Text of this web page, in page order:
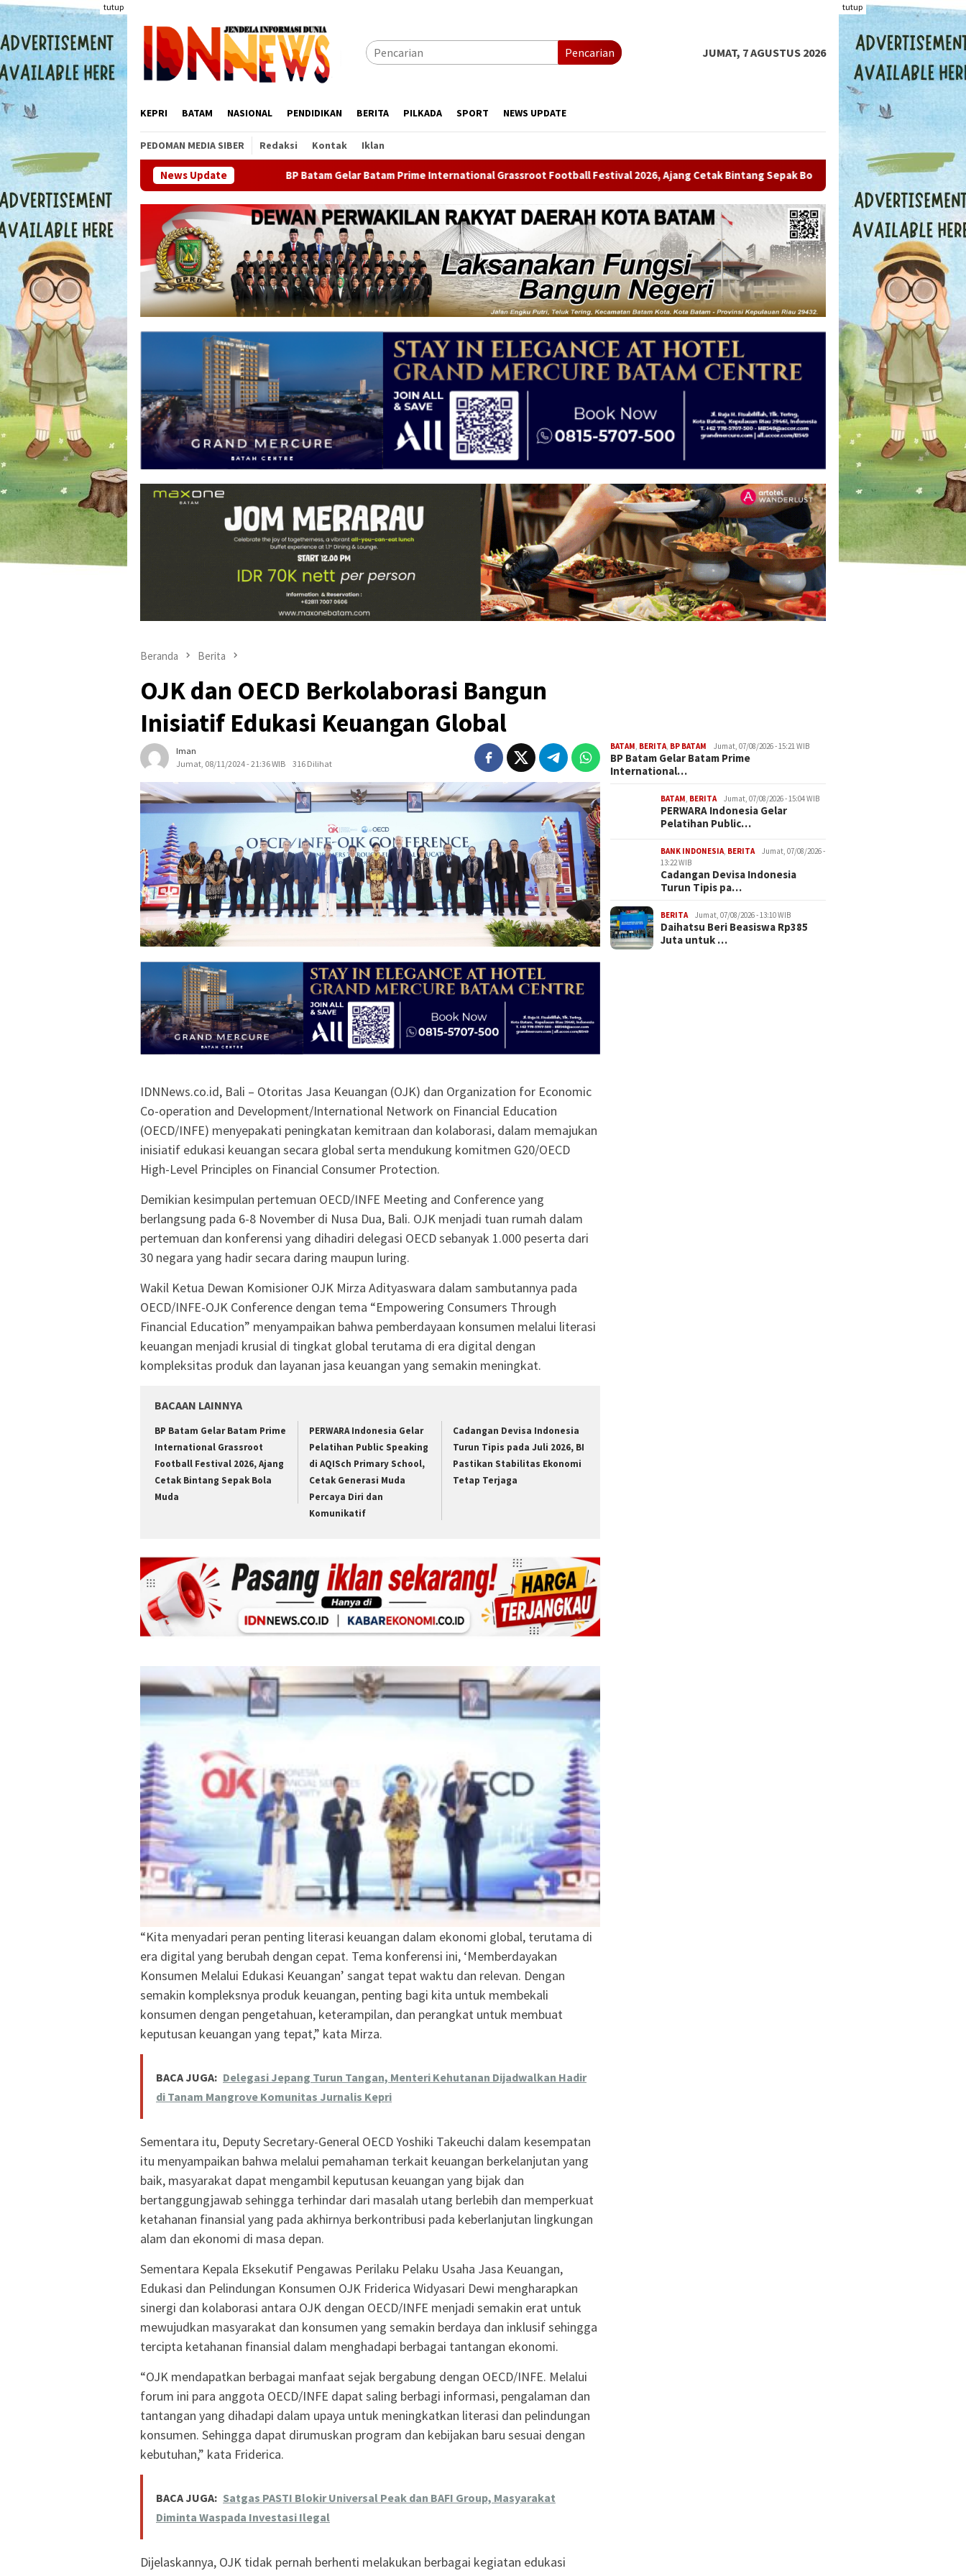
Loncat
ke
konten
tutup tutup
Pencarian JUMAT, 7 AGUSTUS 2026
KEPRI BATAM NASIONAL PENDIDIKAN BERITA PILKADA SPORT NEWS UPDATE
PEDOMAN MEDIA SIBER Redaksi Kontak Iklan
News Update
BP Batam Gelar Batam Prime International Grassroot Football Festival 2026, Ajang Cetak Bintang Sepak Bola Muda PERWARA Indonesia Gelar Pelatihan
Beranda Berita
OJK dan OECD Berkolaborasi Bangun
Inisiatif Edukasi Keuangan Global
Iman
Jumat, 08/11/2024 - 21:36 WIB
316 Dilihat
IDNNews.co.id, Bali – Otoritas Jasa Keuangan (OJK) dan Organization for Economic
Co-operation and Development/International Network on Financial Education
(OECD/INFE) menyepakati peningkatan kemitraan dan kolaborasi, dalam memajukan
inisiatif edukasi keuangan secara global serta mendukung komitmen G20/OECD
High-Level Principles on Financial Consumer Protection.
Demikian kesimpulan pertemuan OECD/INFE Meeting and Conference yang
berlangsung pada 6-8 November di Nusa Dua, Bali. OJK menjadi tuan rumah dalam
pertemuan dan konferensi yang dihadiri delegasi OECD sebanyak 1.000 peserta dari
30 negara yang hadir secara daring maupun luring.
Wakil Ketua Dewan Komisioner OJK Mirza Adityaswara dalam sambutannya pada
OECD/INFE-OJK Conference dengan tema “Empowering Consumers Through
Financial Education” menyampaikan bahwa pemberdayaan konsumen melalui literasi
keuangan menjadi krusial di tingkat global terutama di era digital dengan
kompleksitas produk dan layanan jasa keuangan yang semakin meningkat.
BACAAN LAINNYA
BP Batam Gelar Batam Prime
International Grassroot
Football Festival 2026, Ajang
Cetak Bintang Sepak Bola
Muda
PERWARA Indonesia Gelar
Pelatihan Public Speaking
di AQISch Primary School,
Cetak Generasi Muda
Percaya Diri dan
Komunikatif
Cadangan Devisa Indonesia
Turun Tipis pada Juli 2026, BI
Pastikan Stabilitas Ekonomi
Tetap Terjaga
“Kita menyadari peran penting literasi keuangan dalam ekonomi global, terutama di
era digital yang berubah dengan cepat. Tema konferensi ini, ‘Memberdayakan
Konsumen Melalui Edukasi Keuangan’ sangat tepat waktu dan relevan. Dengan
semakin kompleksnya produk keuangan, penting bagi kita untuk membekali
konsumen dengan pengetahuan, keterampilan, dan perangkat untuk membuat
keputusan keuangan yang tepat,” kata Mirza.
BACA JUGA: Delegasi Jepang Turun Tangan, Menteri Kehutanan Dijadwalkan Hadir
di Tanam Mangrove Komunitas Jurnalis Kepri
Sementara itu, Deputy Secretary-General OECD Yoshiki Takeuchi dalam kesempatan
itu menyampaikan bahwa melalui pemahaman terkait keuangan berkelanjutan yang
baik, masyarakat dapat mengambil keputusan keuangan yang bijak dan
bertanggungjawab sehingga terhindar dari masalah utang berlebih dan memperkuat
ketahanan finansial yang pada akhirnya berkontribusi pada keberlanjutan lingkungan
alam dan ekonomi di masa depan.
Sementara Kepala Eksekutif Pengawas Perilaku Pelaku Usaha Jasa Keuangan,
Edukasi dan Pelindungan Konsumen OJK Friderica Widyasari Dewi mengharapkan
sinergi dan kolaborasi antara OJK dengan OECD/INFE menjadi semakin erat untuk
mewujudkan masyarakat dan konsumen yang semakin berdaya dan inklusif sehingga
tercipta ketahanan finansial dalam menghadapi berbagai tantangan ekonomi.
“OJK mendapatkan berbagai manfaat sejak bergabung dengan OECD/INFE. Melalui
forum ini para anggota OECD/INFE dapat saling berbagi informasi, pengalaman dan
tantangan yang dihadapi dalam upaya untuk meningkatkan literasi dan pelindungan
konsumen. Sehingga dapat dirumuskan program dan kebijakan baru sesuai dengan
kebutuhan,” kata Friderica.
BACA JUGA: Satgas PASTI Blokir Universal Peak dan BAFI Group, Masyarakat
Diminta Waspada Investasi Ilegal
Dijelaskannya, OJK tidak pernah berhenti melakukan berbagai kegiatan edukasi
BATAM, BERITA, BP BATAM Jumat, 07/08/2026 - 15:21 WIB
BP Batam Gelar Batam Prime
International…
BATAM, BERITA Jumat, 07/08/2026 - 15:04 WIB
PERWARA Indonesia Gelar
Pelatihan Public…
BANK INDONESIA, BERITA
Jumat, 07/08/2026 -
13:22 WIB
Cadangan Devisa Indonesia
Turun Tipis pa…
BERITA Jumat, 07/08/2026 - 13:10 WIB
Daihatsu Beri Beasiswa Rp385
Juta untuk …